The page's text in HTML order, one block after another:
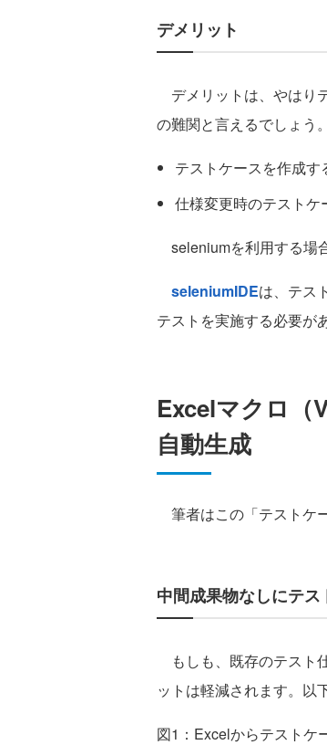
デメリット
デメリットは、やはり
の難関と言えるでしょう。
テストケースを作成す
仕様変更時のテストケ
seleniumを利用する場
seleniumIDEは、テス
テストを実施する必要が
Excelマクロ（
自動生成
筆者はこの「テストケ
中間成果物なしにテ
もしも、既存のテスト
ットは軽減されます。以
図1：Excelからテストケ